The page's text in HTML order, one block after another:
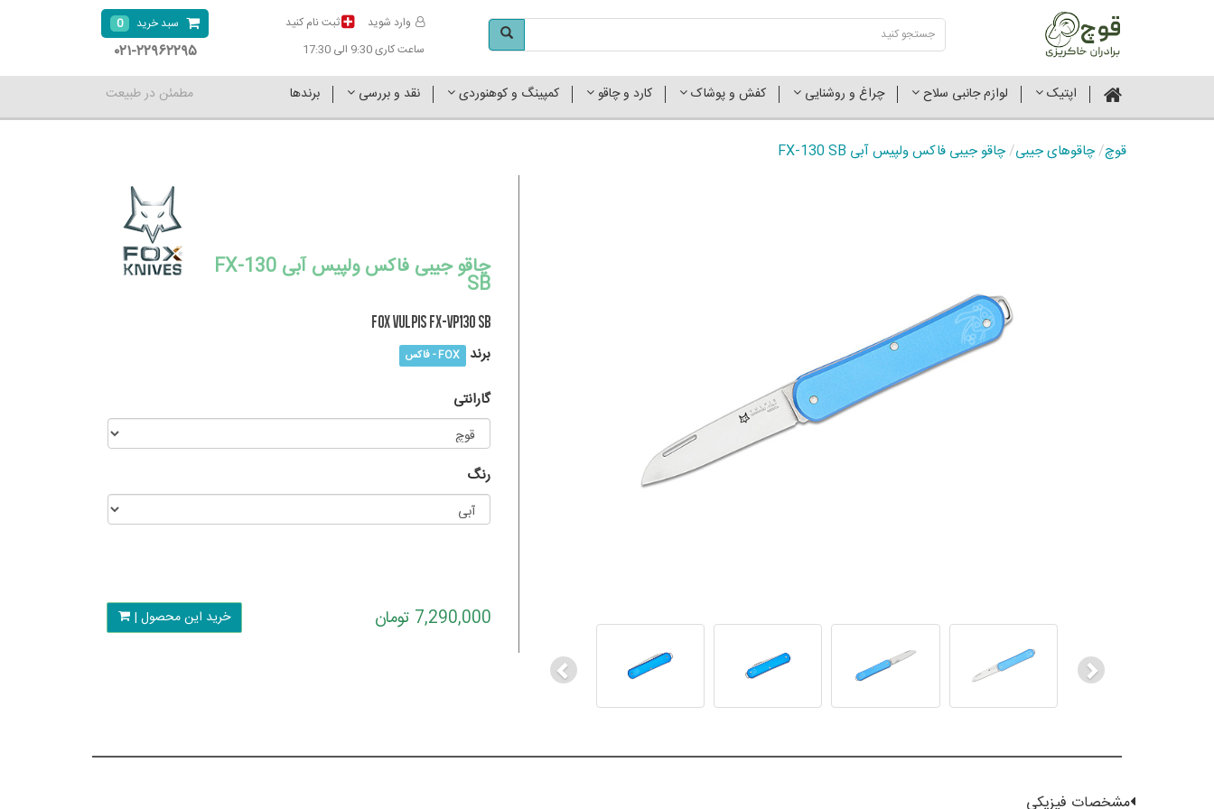
وارد شوید
ثبت نام کنید
ساعت کاری 9:30 الی 17:30
سبد خرید 0
۰۲۱-۲۲۹۶۲۲۹۵
اپتیک لوازم جانبی سلاح چراغ و روشنایی کفش و پوشاک کارد و چاقو کمپینگ و کوهنوردی نقد و بررسی برندها مطمئن در طبیعت
قوچ/چاقوهای جیبی/چاقو جیبی فاکس ولپیس آبی FX-130 SB
Previous
چاقو جیبی فاکس ولپیس آبی FX-130
SB
FOX VULPIS FX-VP130 SB
برند FOX - فاکس
گارانتی
رنگ
7,290,000 تومان خرید این محصول |
مشخصات فیزیکی